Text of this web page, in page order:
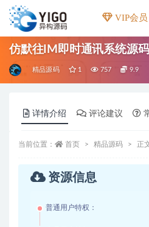
VIP会员
仿默往IM即时通讯系统源码
精品源码 1 757 9.9
详情介绍 评论建议
当前位置： 首页 精品源码 正
资源信息
普通用户特权：
全部